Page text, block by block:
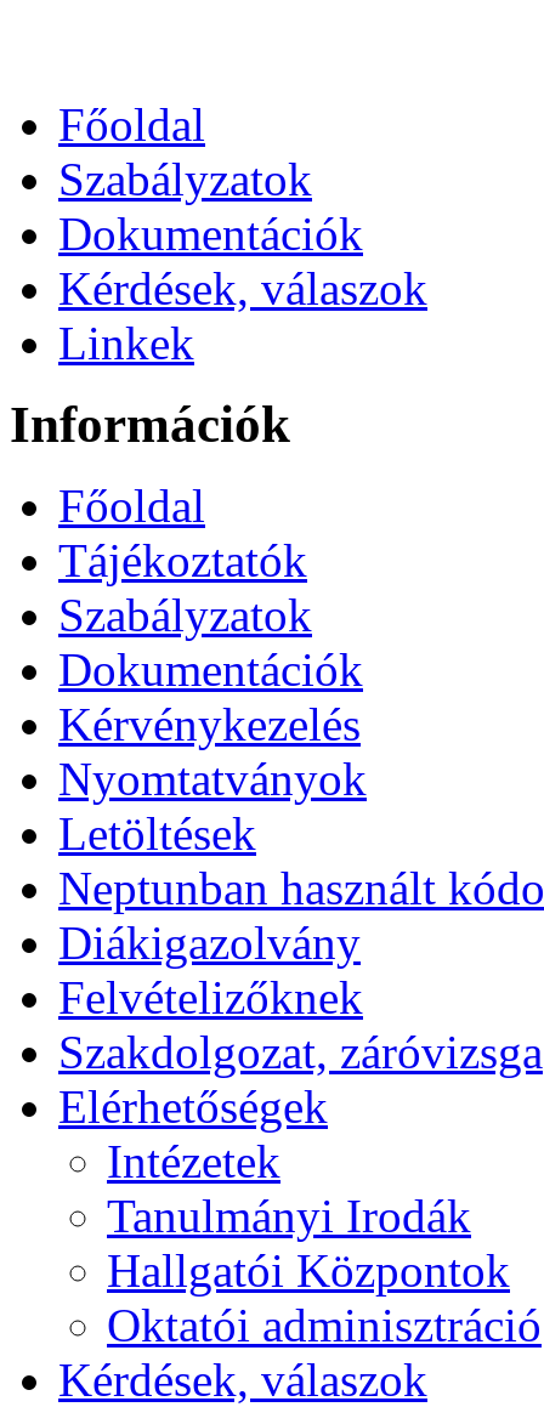
Főoldal
Szabályzatok
Dokumentációk
Kérdések, válaszok
Linkek
Információk
Főoldal
Tájékoztatók
Szabályzatok
Dokumentációk
Kérvénykezelés
Nyomtatványok
Letöltések
Neptunban használt
Diákigazolvány
Felvételizőknek
Szakdolgozat, záróvizsga
Elérhetőségek
Intézetek
Tanulmányi Irodák
Hallgatói Központok
Oktatói adminisztráció
Kérdések, válaszok